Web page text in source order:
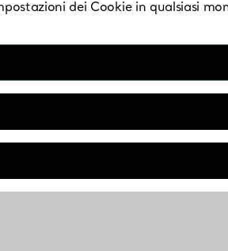
dei Cookie in qualsiasi